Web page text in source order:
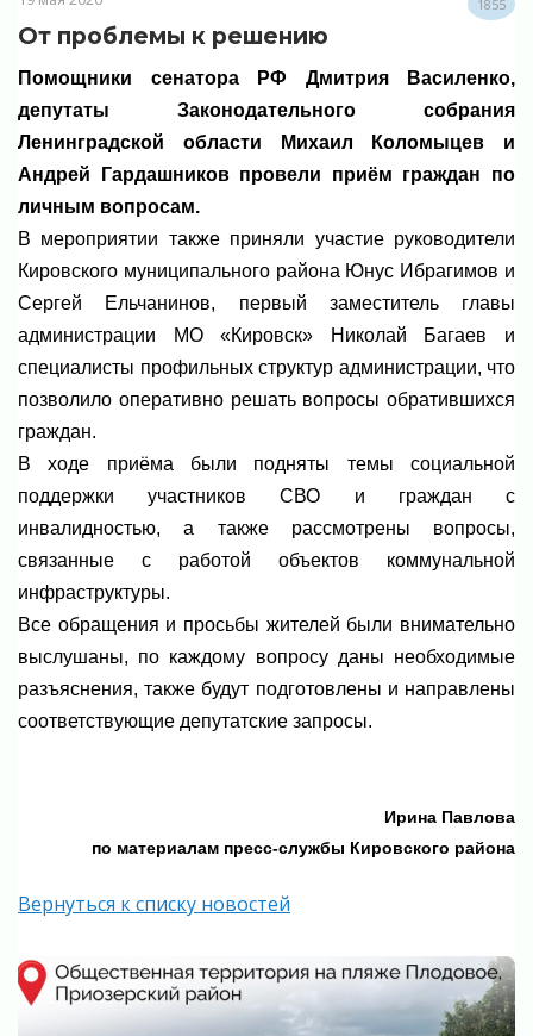
1855
От проблемы к решению
Помощники сенатора РФ Дмитрия Василенко,
депутаты Законодательного собрания
Ленинградской области Михаил Коломыцев и
Андрей Гардашников провели приём граждан по
личным вопросам.
В мероприятии также приняли участие руководители
Кировского муниципального района Юнус Ибрагимов и
Сергей Ельчанинов, первый заместитель главы
администрации МО «Кировск» Николай Багаев и
специалисты профильных структур администрации, что
позволило оперативно решать вопросы обратившихся
граждан.
В ходе приёма были подняты темы социальной
поддержки участников СВО и граждан с
инвалидностью, а также рассмотрены вопросы,
связанные с работой объектов коммунальной
инфраструктуры.⁣⁣⠀
Все обращения и просьбы жителей были внимательно
выслушаны, по каждому вопросу даны необходимые
разъяснения, также будут подготовлены и направлены
соответствующие депутатские запросы.
Ирина Павлова
по материалам пресс-службы Кировского района
Вернуться к списку новостей